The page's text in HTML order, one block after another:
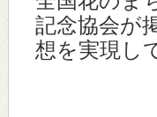
記念協会が
想を実現し